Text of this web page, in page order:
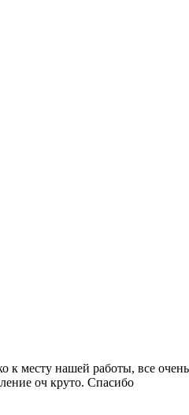
к месту нашей работы, все очень
оч круто. Спасибо